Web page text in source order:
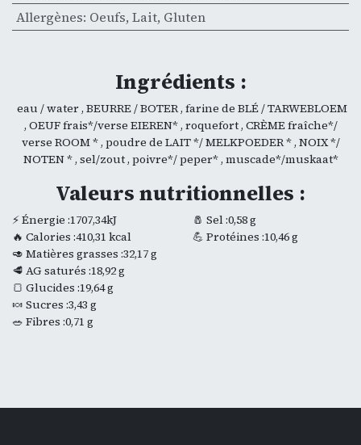
Allergènes: Oeufs, Lait, Gluten
Ingrédients :
eau / water , BEURRE / BOTER , farine de BLÉ / TARWEBLOEM
, OEUF frais*/verse EIEREN* , roquefort , CRÈME fraîche*/
verse ROOM * , poudre de LAIT */ MELKPOEDER * , NOIX */
NOTEN * , sel/zout , poivre*/ peper* , muscade*/muskaat*
Valeurs nutritionnelles :
⚡ Énergie :1707,34kJ
🔥 Calories :410,31 kcal
🥑 Matières grasses :32,17 g
🥩 AG saturés :18,92 g
🍞 Glucides :19,64 g
🍬 Sucres :3,43 g
🥗 Fibres :0,71 g
🧂 Sel :0,58 g
💪 Protéines :10,46 g